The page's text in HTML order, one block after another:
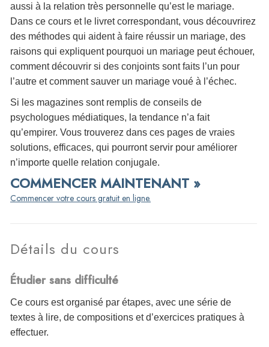
aussi à la relation très personnelle qu’est le mariage.
Dans ce cours et le livret correspondant, vous découvrirez
des méthodes qui aident à faire réussir un mariage, des
raisons qui expliquent pourquoi un mariage peut échouer,
comment découvrir si des conjoints sont faits l’un pour
l’autre et comment sauver un mariage voué à l’échec.
Si les magazines sont remplis de conseils de
psychologues médiatiques, la tendance n’a fait
qu’empirer. Vous trouverez dans ces pages de vraies
solutions, efficaces, qui pourront servir pour améliorer
n’importe quelle relation conjugale.
COMMENCER MAINTENANT »
Commencer votre cours gratuit en ligne.
Détails du cours
Étudier sans difficulté
Ce cours est organisé par étapes, avec une série de
textes à lire, de compositions et d’exercices pratiques à
effectuer.